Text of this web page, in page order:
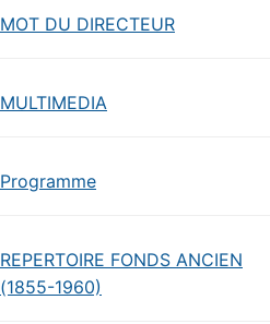
MOT DU DIRECTEUR
MULTIMEDIA
Programme
REPERTOIRE FONDS ANCIEN
(1855-1960)